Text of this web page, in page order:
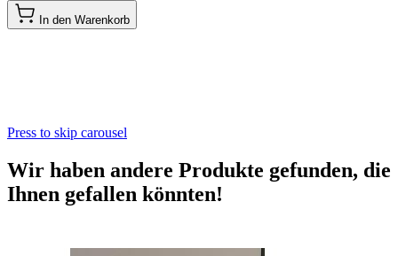
In den Warenkorb
Press to skip carousel
Wir haben andere Produkte gefunden, die
Ihnen gefallen könnten!